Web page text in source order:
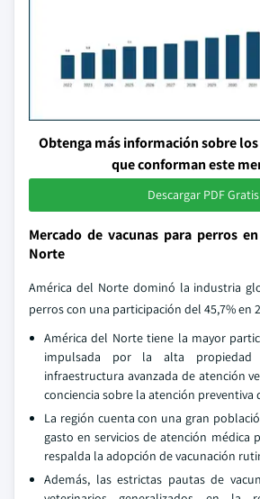
Obtenga más información sobre
que conforman este
Descargar PDF Gratis
Mercado de vacunas para perros
Norte
América del Norte dominó la industria
perros con una participación del 45,7% en
América del Norte tiene la mayor
impulsada por la alta propiedad
infraestructura avanzada de atención
conciencia sobre la atención preventiva
La región cuenta con una gran
gasto en servicios de atención médica
respalda la adopción de vacunación
Además, las estrictas pautas de